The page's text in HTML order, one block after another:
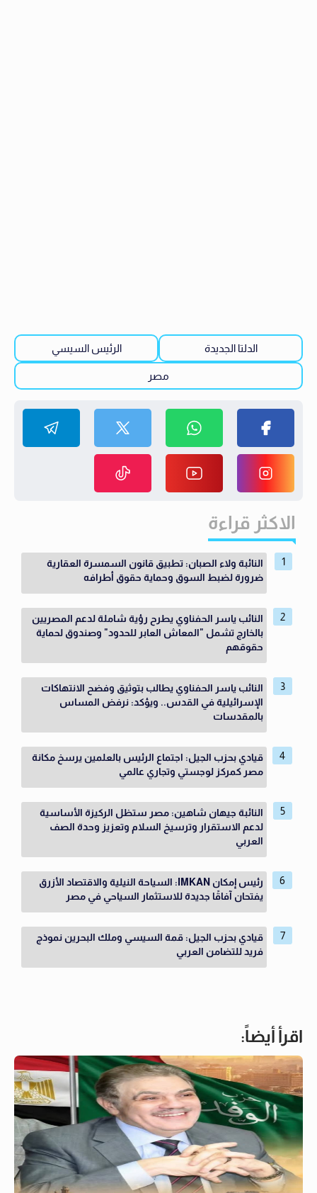
الدلتا الجديدة الرئيس السيسي
مصر
الاكثر قراءة
النائبة ولاء الصبان: تطبيق قانون السمسرة العقارية
ضرورة لضبط السوق وحماية حقوق أطرافه
النائب ياسر الحفناوي يطرح رؤية شاملة لدعم المصريين
بالخارج تشمل "المعاش العابر للحدود" وصندوق لحماية
حقوقهم
النائب ياسر الحفناوي يطالب بتوثيق وفضح الانتهاكات
الإسرائيلية في القدس.. ويؤكد: نرفض المساس
بالمقدسات
قيادي بحزب الجيل: اجتماع الرئيس بالعلمين يرسخ مكانة
مصر كمركز لوجستي وتجاري عالمي
النائبة جيهان شاهين: مصر ستظل الركيزة الأساسية
لدعم الاستقرار وترسيخ السلام وتعزيز وحدة الصف
العربي
رئيس إمكان IMKAN: السياحة النيلية والاقتصاد الأزرق
يفتحان آفاقًا جديدة للاستثمار السياحي في مصر
قيادي بحزب الجيل: قمة السيسي وملك البحرين نموذج
فريد للتضامن العربي
اقرأ أيضاً: